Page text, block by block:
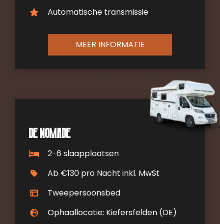
Automatische transmissie
MEER INFORMATIE
De Nomade
2-6 slaapplaatsen
Ab €130 pro Nacht inkl. MwSt
Tweepersoonsbed
Ophaallocatie: Kiefersfelden (DE)